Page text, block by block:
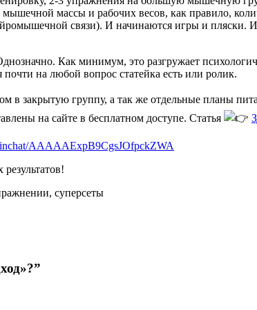
массы и рабочих весов, как правило,
связи). И начинаются игры и пляски.
Как минимум, это разгружает
почти на любой вопрос статейка есть или ролик.
в закрытую группу, а так же отдельные планы
на сайте в бесплатном доступе. Статья
AAAAAExpB9CgsJOfpckZWA
суперсеты